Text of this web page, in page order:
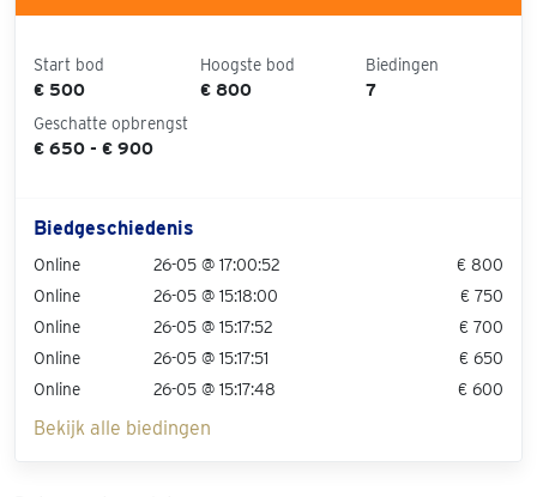
Start bod
€ 500
Hoogste bod
€ 800
Biedingen
7
Geschatte opbrengst
€ 650 - € 900
Biedgeschiedenis
Online 26-05 @ 17:00:52
€ 800
Online
26-05 @ 15:18:00
€ 750
Online
26-05 @ 15:17:52
€ 700
Online
26-05 @ 15:17:51
€ 650
Online
26-05 @ 15:17:48 € 600
Bekijk alle biedingen